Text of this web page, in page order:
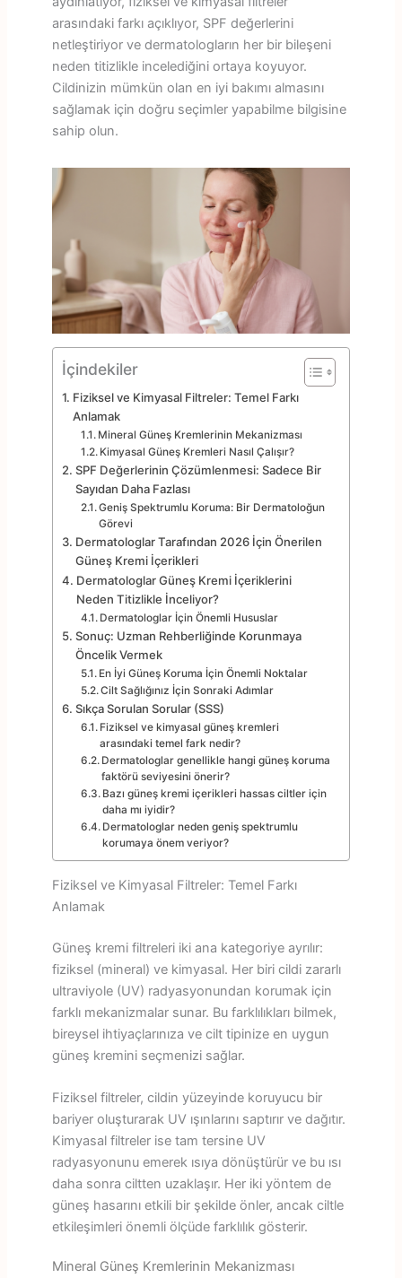
arasındaki farkı açıklıyor, SPF değerlerini
netleştiriyor ve dermatologların her bir bileşeni
neden titizlikle incelediğini ortaya koyuyor.
Cildinizin mümkün olan en iyi bakımı almasını
sağlamak için doğru seçimler yapabilme bilgisine
sahip olun.
İçindekiler
Fiziksel ve Kimyasal Filtreler: Temel Farkı
Anlamak
Mineral Güneş Kremlerinin Mekanizması
Kimyasal Güneş Kremleri Nasıl Çalışır?
SPF Değerlerinin Çözümlenmesi: Sadece Bir
Sayıdan Daha Fazlası
Geniş Spektrumlu Koruma: Bir Dermatoloğun
Görevi
Dermatologlar Tarafından 2026 İçin Önerilen
Güneş Kremi İçerikleri
Dermatologlar Güneş Kremi İçeriklerini
Neden Titizlikle İnceliyor?
Dermatologlar İçin Önemli Hususlar
Sonuç: Uzman Rehberliğinde Korunmaya
Öncelik Vermek
En İyi Güneş Koruma İçin Önemli Noktalar
Cilt Sağlığınız İçin Sonraki Adımlar
Sıkça Sorulan Sorular (SSS)
Fiziksel ve kimyasal güneş kremleri
arasındaki temel fark nedir?
Dermatologlar genellikle hangi güneş koruma
faktörü seviyesini önerir?
Bazı güneş kremi içerikleri hassas ciltler için
daha mı iyidir?
Dermatologlar neden geniş spektrumlu
korumaya önem veriyor?
Fiziksel ve Kimyasal Filtreler: Temel Farkı
Anlamak
Güneş kremi filtreleri iki ana kategoriye ayrılır:
fiziksel (mineral) ve kimyasal. Her biri cildi zararlı
ultraviyole (UV) radyasyonundan korumak için
farklı mekanizmalar sunar. Bu farklılıkları bilmek,
bireysel ihtiyaçlarınıza ve cilt tipinize en uygun
güneş kremini seçmenizi sağlar.
Fiziksel filtreler, cildin yüzeyinde koruyucu bir
bariyer oluşturarak UV ışınlarını saptırır ve dağıtır.
Kimyasal filtreler ise tam tersine UV
radyasyonunu emerek ısıya dönüştürür ve bu ısı
daha sonra ciltten uzaklaşır. Her iki yöntem de
güneş hasarını etkili bir şekilde önler, ancak ciltle
etkileşimleri önemli ölçüde farklılık gösterir.
Mineral Güneş Kremlerinin Mekanizması